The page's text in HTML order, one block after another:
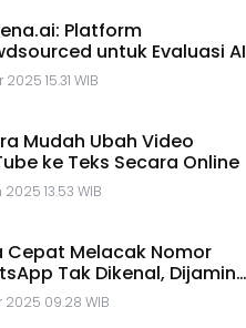
Platform
untuk Evaluasi AI
15.31 WIB
Mudah Ubah Video
ke Teks Secara Online
13.53 WIB
Cepat Melacak Nomor
Tak Dikenal, Dijamin
2025 09.28 WIB